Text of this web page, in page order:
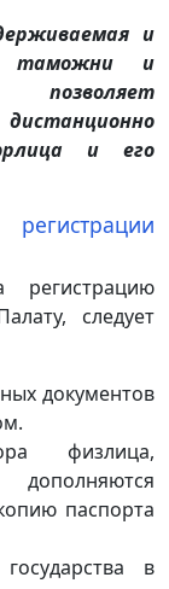
и
таможни и
позволяет
и его
следует
документов
физлица,
паспорта
в